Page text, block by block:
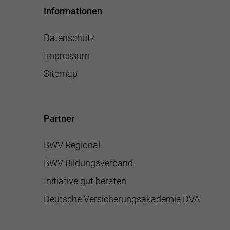
Informationen
Datenschutz
Impressum
Sitemap
Partner
BWV Regional
BWV Bildungsverband
Initiative gut beraten
Deutsche Versicherungsakademie DVA